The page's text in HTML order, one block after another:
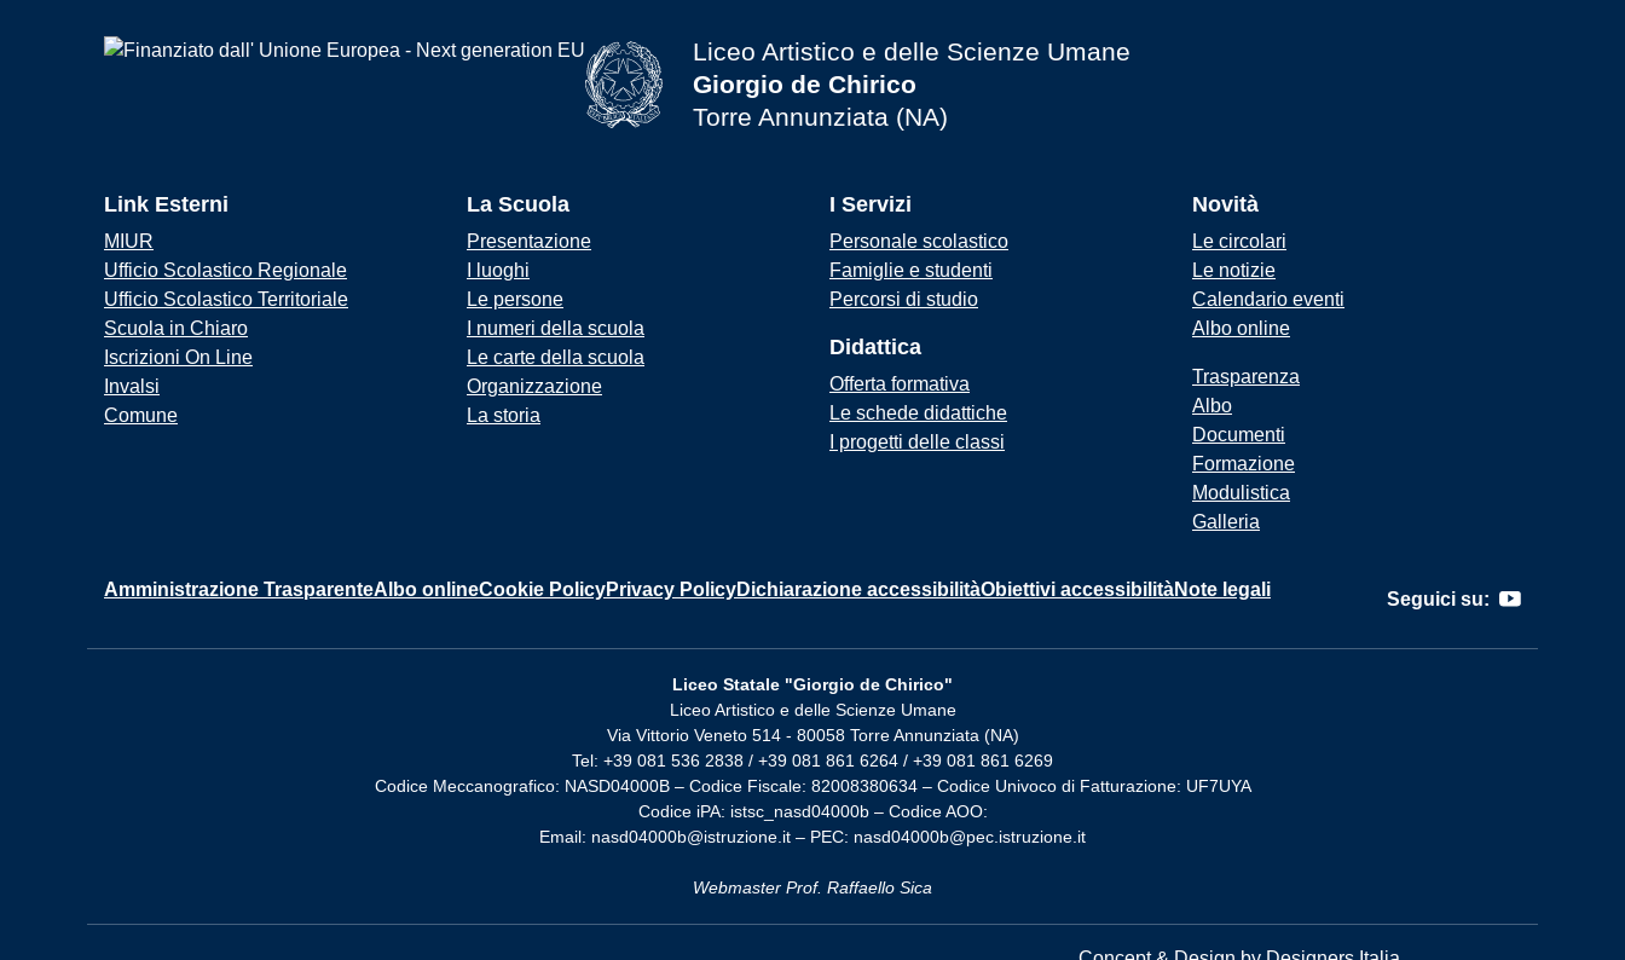
Liceo Artistico e delle Scienze Umane
Giorgio de Chirico
Torre Annunziata (NA)
Link Esterni
MIUR
Ufficio Scolastico Regionale
Ufficio Scolastico Territoriale
Scuola in Chiaro
Iscrizioni On Line
Invalsi
Comune
La Scuola
Presentazione
I luoghi
Le persone
I numeri della scuola
Le carte della scuola
Organizzazione
La storia
I Servizi
Personale scolastico
Famiglie e studenti
Percorsi di studio
Didattica
Offerta formativa
Le schede didattiche
I progetti delle classi
Novità
Le circolari
Le notizie
Calendario eventi
Albo online
Trasparenza
Albo
Documenti
Formazione
Modulistica
Galleria
Amministrazione TrasparenteAlbo onlineCookie PolicyPrivacy PolicyDichiarazione accessibilitàObiettivi accessibilitàNote legali Seguici su:
Liceo Statale "Giorgio de Chirico"
Liceo Artistico e delle Scienze Umane
Via Vittorio Veneto 514 - 80058 Torre Annunziata (NA)
Tel: +39 081 536 2838 / +39 081 861 6264 / +39 081 861 6269
Codice Meccanografico: NASD04000B – Codice Fiscale: 82008380634 – Codice Univoco di Fatturazione: UF7UYA
Codice iPA: istsc_nasd04000b – Codice AOO:
Email: nasd04000b@istruzione.it – PEC: nasd04000b@pec.istruzione.it
Webmaster Prof. Raffaello Sica